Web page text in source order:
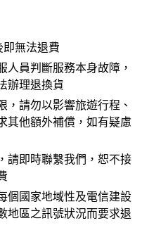
無法退費
人員判斷服務本身故障，
辦理退換貨
，請勿以影響旅遊行程、
其他額外補償，如有疑慮
請即時聯繫我們，恕不接
個國家地域性及電信建設
地區之訊號狀況而要求退